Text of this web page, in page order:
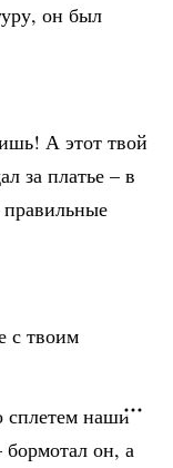
он был
А этот твой
за платье – в
с твоим
сплетем наши
он, а